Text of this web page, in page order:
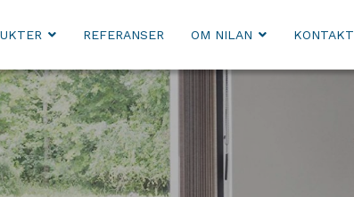
REFERANSER OM NILAN KONTAKT